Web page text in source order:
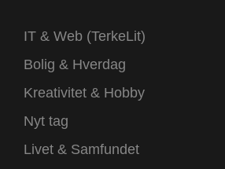
IT & Web (TerkeLit)
Bolig & Hverdag
Kreativitet & Hobby
Nyt tag
Livet & Samfundet